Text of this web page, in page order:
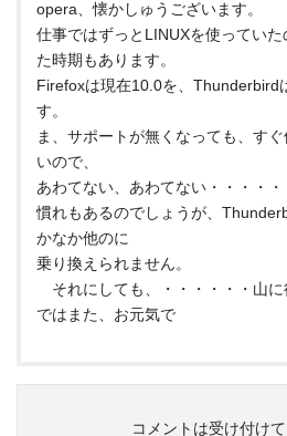
opera、懐かしゅうございます。
仕事ではずっとLINUXを使ってい
た時期もあります。
Firefoxは現在10.0を、Thunderbird
す。
ま、サポートが無くなっても、す
いので、
あわてない、あわてない・・・・・
慣れもあるのでしょうが、
かなか他のに
乗り換えられません。
それにしても、・・・・・・山に
ではまた、お元気で
コメントは受け付けて